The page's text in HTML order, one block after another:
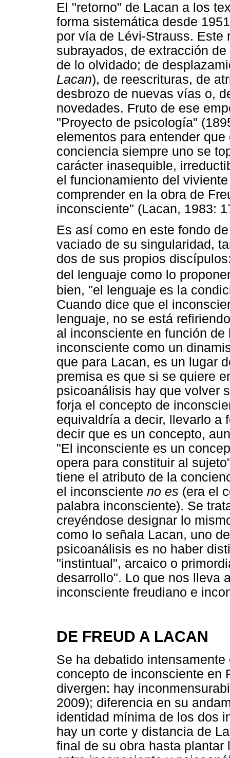
El "retorno" de Lacan a los
forma sistemática desde
por vía de Lévi-Strauss. Este
subrayados, de extracción
de lo olvidado; de
Lacan), de reescrituras, de
desbrozo de nuevas vías o,
novedades. Fruto de ese
"Proyecto de psicología"
elementos para entender
conciencia siempre uno se
carácter inasequible,
el funcionamiento del
comprender en la obra de
inconsciente" (Lacan, 1983:
Es así como en este fondo
vaciado de su singularidad,
dos de sus propios
del lenguaje como lo
bien, "el lenguaje es la
Cuando dice que el
lenguaje, no se está
al inconsciente en función
inconsciente como un
que para Lacan, es un lugar
premisa es que si se quiere
psicoanálisis hay que volver
forja el concepto de
equivaldría a decir, llevarlo a
decir que es un concepto,
"El inconsciente es un
opera para constituir al
tiene el atributo de la
el inconsciente no es (era el
palabra inconsciente). Se
creyéndose designar lo
como lo señala Lacan, uno
psicoanálisis es no haber
"instintual", arcaico o
desarrollo". Lo que nos lleva
inconsciente freudiano e
DE FREUD A LACAN
Se ha debatido
concepto de inconsciente en
divergen: hay
2009); diferencia en su
identidad mínima de los dos
hay un corte y distancia de
final de su obra hasta